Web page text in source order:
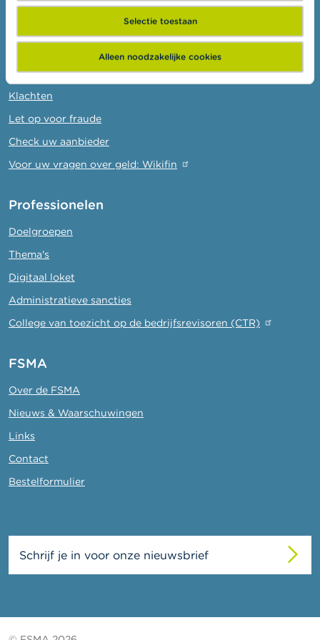
Selectie toestaan
Alleen noodzakelijke cookies
Waarschuwingen & sancties
Klachten
Let op voor fraude
Check uw aanbieder
Voor uw vragen over geld: Wikifin
Professionelen
Doelgroepen
Thema's
Digitaal loket
Administratieve sancties
College van toezicht op de bedrijfsrevisoren (CTR)
FSMA
Over de FSMA
Nieuws & Waarschuwingen
Links
Contact
Bestelformulier
Schrijf je in voor onze nieuwsbrief